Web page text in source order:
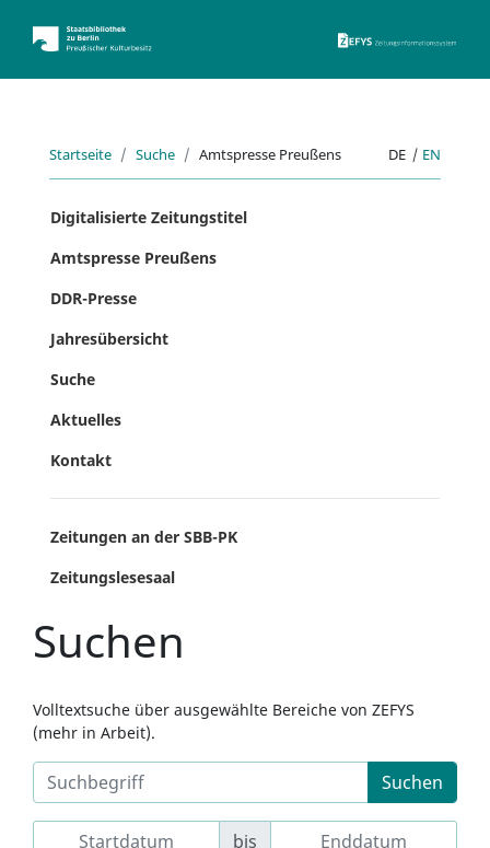
Startseite Suche Amtspresse Preußens DE | EN
Digitalisierte Zeitungstitel
Amtspresse Preußens
DDR-Presse
Jahresübersicht
Suche
Aktuelles
Kontakt
Zeitungen an der SBB-PK
Zeitungslesesaal
Suchen
Volltextsuche über ausgewählte Bereiche von ZEFYS
(mehr in Arbeit).
Suchen
bis